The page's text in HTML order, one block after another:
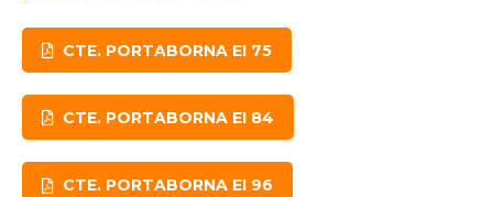
CTE. PORTABORNA EI 75
CTE. PORTABORNA EI 84
CTE. PORTABORNA EI 96